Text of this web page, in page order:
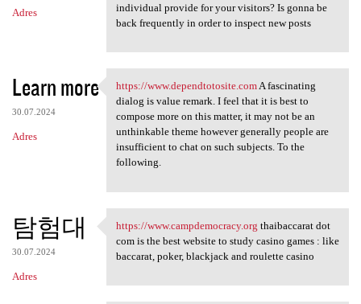
Adres
individual provide for your visitors? Is gonna be
back frequently in order to inspect new posts
Learn more
30.07.2024
Adres
https://www.dependtotosite
https://www.dependtotosite.comA fascinating
dialog is value remark. I feel that it is best to
compose more on this matter, it may not be an
unthinkable theme however generally people are
insufficient to chat on such subjects. To the
following.
탐험대
30.07.2024
Adres
https://www.campdemocracy.org
https://www.campdemocracy.org thaibaccarat dot
com is the best website to study casino games : like
baccarat, poker, blackjack and roulette casino